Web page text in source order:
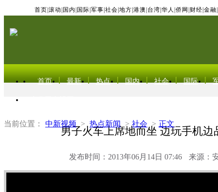
首页 滚动 国内 国际 军事 社会 地方 港澳 台湾 华人 侨网 财经 金融
首页 最新 热点 国内 社会 国际
当前位置： 中新视频 > 热点新闻 > 社会 > 正文
男子火车上席地而坐 边玩手机边
发布时间：2013年06月14日 07:46 来源：